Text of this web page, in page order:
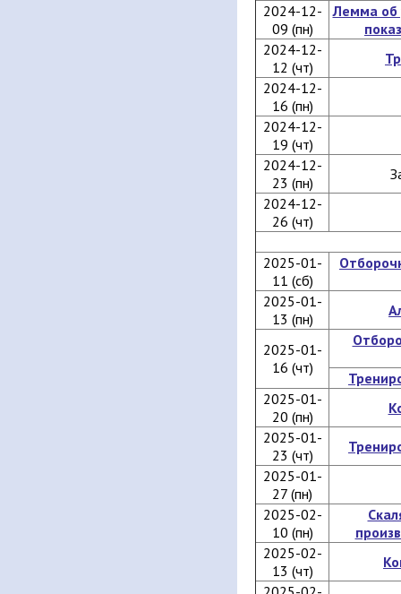
2024-12-
09 (пн)
Лемма об
2024-12-
12 (чт)
2024-12-
16 (пн)
2024-12-
19 (чт)
2024-12-
23 (пн)
2024-12-
26 (чт)
2025-01-
11 (сб)
2025-01-
13 (пн)
2025-01-
16 (чт)
2025-01-
20 (пн)
2025-01-
23 (чт)
2025-01-
27 (пн)
2025-02-
10 (пн)
2025-02-
13 (чт)